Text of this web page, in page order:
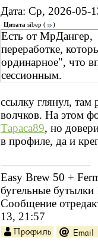
Дата: Ср, 2026-05-
Цитата sibep ( )
Есть от МрДангер,
переработке,
ординарное", что
сессионным.
ссылку глянул,
волчков. На этом
Тараса89, но
в профиле, да и
Easy Brew 50 +
бугельные бутылки
Сообщение
13, 21:57